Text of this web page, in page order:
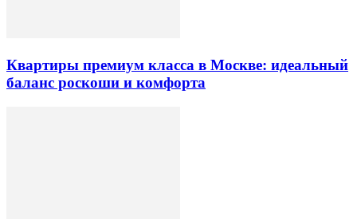
Квартиры премиум класса в Москве: идеальный
баланс роскоши и комфорта